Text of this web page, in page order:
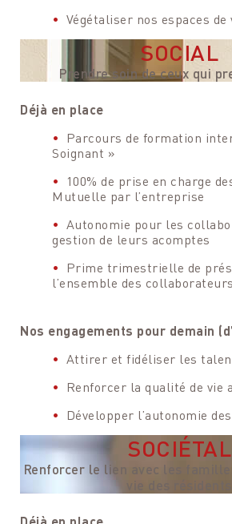
Végétaliser nos espaces de
SOCIAL
Prendre soin de ceux qui
Déjà en place
Parcours de formation
Soignant »
100% de prise en charge
Mutuelle par l’entreprise
Autonomie pour les
gestion de leurs acomptes
Prime trimestrielle de
l’ensemble des collaborateurs
Nos engagements pour demain
Attirer et fidéliser les
Renforcer la qualité de vie
Développer l’autonomie
SOCIÉTAL
Renforcer le lien avec les
vie des résidents